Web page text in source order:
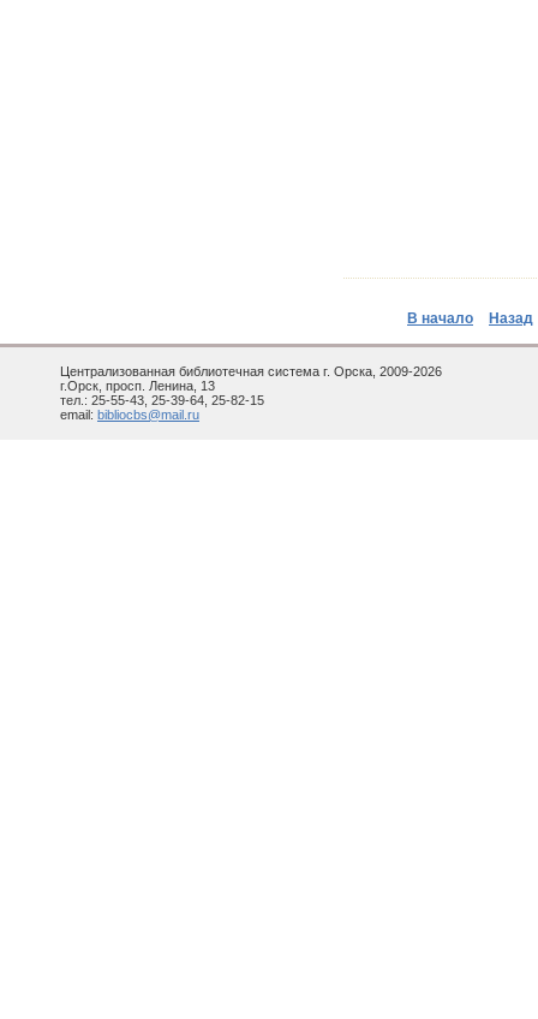
В начало Назад
Централизованная библиотечная система г. Орска, 2009-2026
г.Орск, просп. Ленина, 13
тел.: 25-55-43, 25-39-64, 25-82-15
email: bibliocbs@mail.ru